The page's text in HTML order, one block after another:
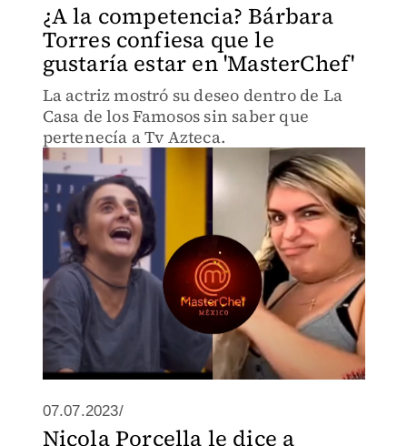
¿A la competencia? Bárbara
Torres confiesa que le
gustaría estar en 'MasterChef'
La actriz mostró su deseo dentro de La
Casa de los Famosos sin saber que
pertenecía a Tv Azteca.
07.07.2023/
Nicola Porcella le dice a